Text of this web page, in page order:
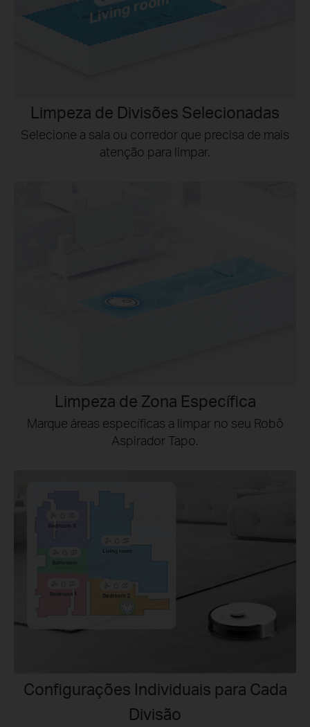
Limpeza de Divisões Selecionadas
Selecione a sala ou corredor que precisa de mais
atenção para limpar.
Limpeza de Zona Específica
Marque áreas específicas a limpar no seu Robô
Aspirador Tapo.
Configurações Individuais para Cada
Divisão